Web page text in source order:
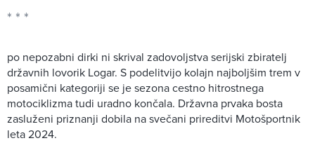
po nepozabni dirki ni skrival zadovoljstva serijski zbiratelj
državnih lovorik Logar. S podelitvijo kolajn najboljšim trem v
posamični kategoriji se je sezona cestno hitrostnega
motociklizma tudi uradno končala. Državna prvaka bosta
zasluženi priznanji dobila na svečani prireditvi Motošportnik
leta 2024.